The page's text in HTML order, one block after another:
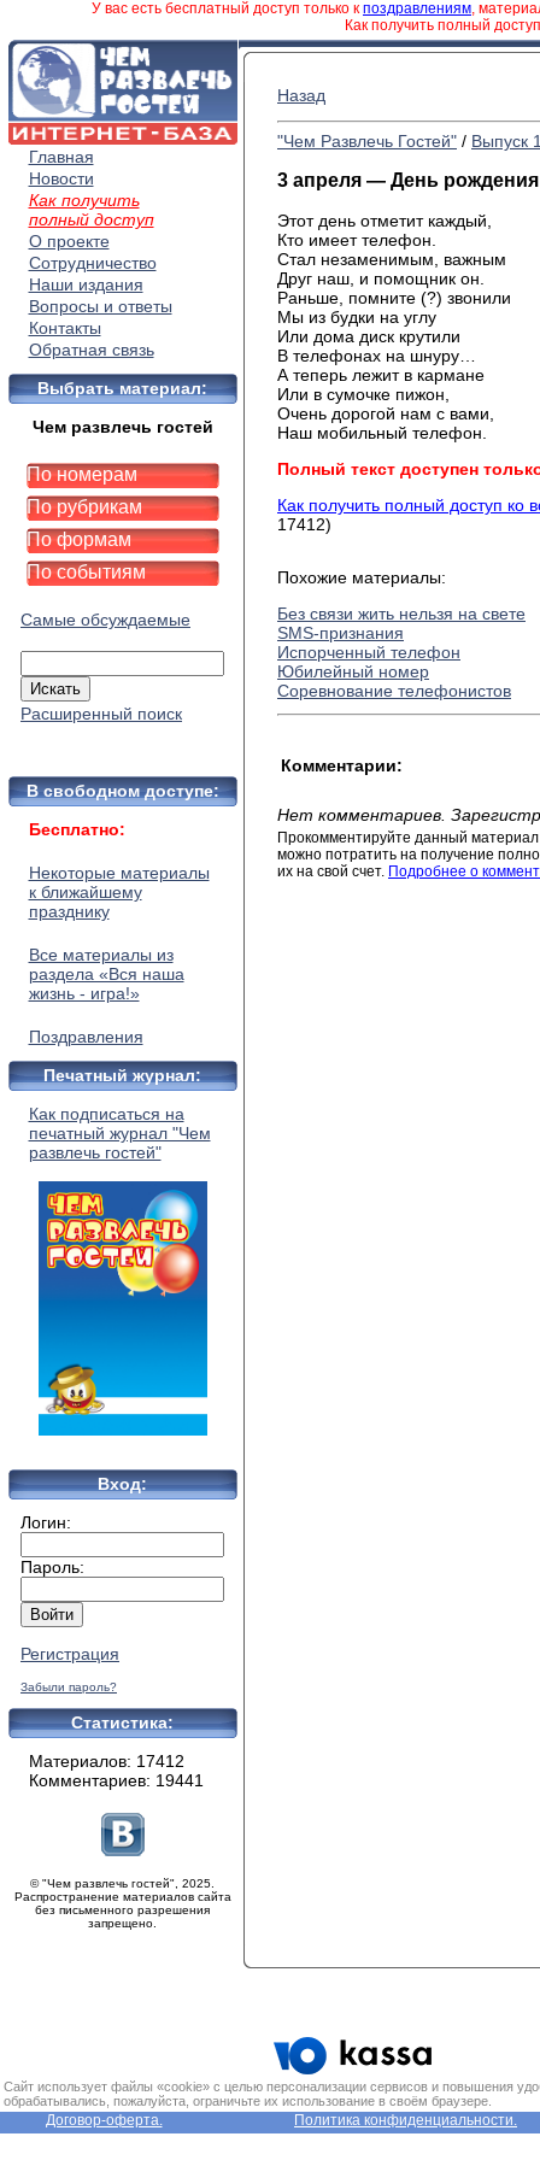
У вас есть бесплатный доступ только к поздравлениям,
Как получить полный
Главная
Новости
Как получить
полный доступ
О проекте
Сотрудничество
Наши издания
Вопросы и ответы
Контакты
Обратная связь
Выбрать материал:
Чем развлечь гостей
По номерам
По рубрикам
По формам
По событиям
Самые обсуждаемые
Расширенный поиск
В свободном доступе:
Бесплатно:
Некоторые материалы
к ближайшему
празднику
Все материалы из
раздела «Вся наша
жизнь - игра!»
Поздравления
Печатный журнал:
Как подписаться на
печатный журнал "Чем
развлечь гостей"
Вход:
Логин:
Пароль:
Регистрация
Забыли пароль?
Статистика:
Материалов: 17412
Комментариев: 19441
© "Чем развлечь гостей", 2025.
Распространение материалов сайта
без письменного разрешения
запрещено.
Назад
"Чем Развлечь Гостей" / Выпуск
3 апреля — День
Этот день отметит каждый,
Кто имеет телефон.
Стал незаменимым, важным
Друг наш, и помощник он.
Раньше, помните (?) звонили
Мы из будки на углу
Или дома диск крутили
В телефонах на шнуру…
А теперь лежит в кармане
Или в сумочке пижон,
Очень дорогой нам с вами,
Наш мобильный телефон.
Полный текст доступен
Как получить полный доступ ко
17412)
Похожие материалы:
Без связи жить нельзя на свете
SMS-признания
Испорченный телефон
Юбилейный номер
Соревнование телефонистов
Комментарии:
Нет комментариев.
Прокомментируйте данный
можно потратить на получение
их на свой счет. Подробнее о
Сайт использует файлы «cookie» с целью персонализации сервисов и повышения
обрабатывались, пожалуйста, ограничьте их использование в своём браузере.
Договор-оферта. Политика конфиденциальности.